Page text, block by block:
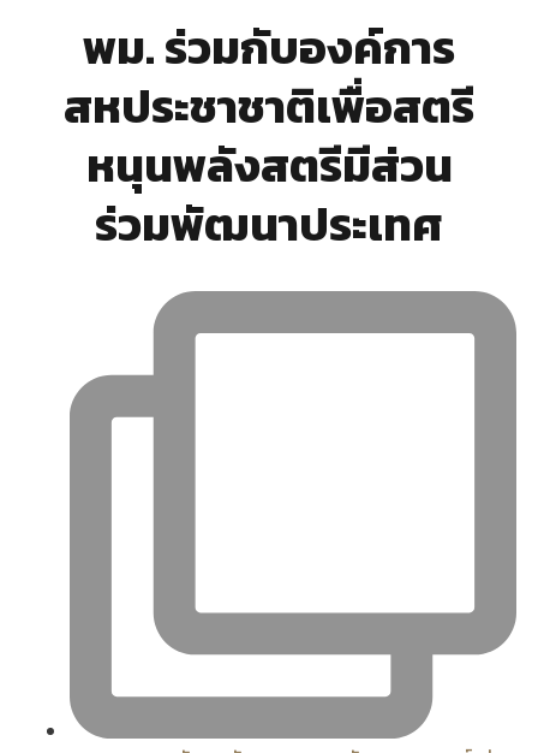
พม. ร่วมกับองค์การ
สหประชาชาติเพื่อสตรี
หนุนพลังสตรีมีส่วน
ร่วมพัฒนาประเทศ